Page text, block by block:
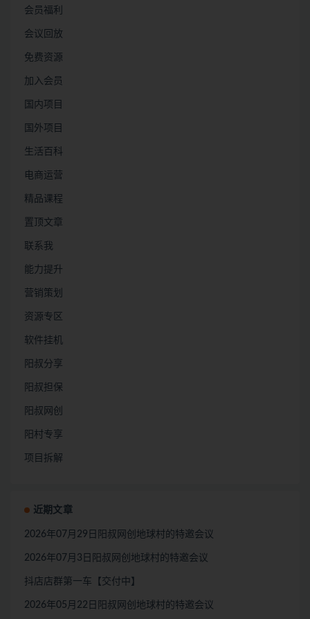
会员福利
会议回放
免费资源
加入会员
国内项目
国外项目
生活百科
电商运营
精品课程
置顶文章
联系我
能力提升
营销策划
资源专区
软件挂机
阳叔分享
阳叔担保
阳叔网创
阳村专享
项目拆解
近期文章
2026年07月29日阳叔网创地球村的特邀会议
2026年07月3日阳叔网创地球村的特邀会议
抖店店群第一车【交付中】
2026年05月22日阳叔网创地球村的特邀会议